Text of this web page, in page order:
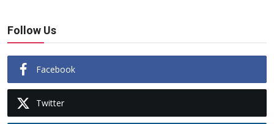
Follow Us
Facebook
Twitter